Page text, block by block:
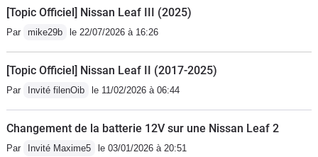
[Topic Officiel] Nissan Leaf III (2025)
Par mike29b le 22/07/2026 à 16:26
[Topic Officiel] Nissan Leaf II (2017-2025)
Par Invité filenOib le 11/02/2026 à 06:44
Changement de la batterie 12V sur une Nissan Leaf 2
Par Invité Maxime5 le 03/01/2026 à 20:51